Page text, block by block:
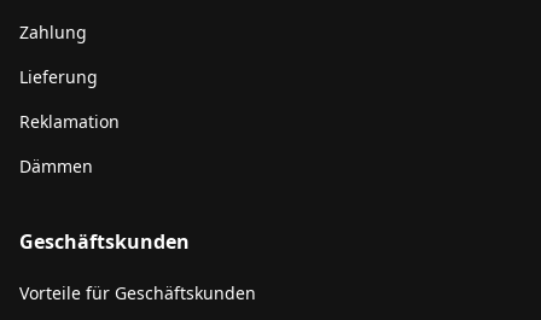
Zahlung
Lieferung
Reklamation
Dämmen
Geschäftskunden
Vorteile für Geschäftskunden